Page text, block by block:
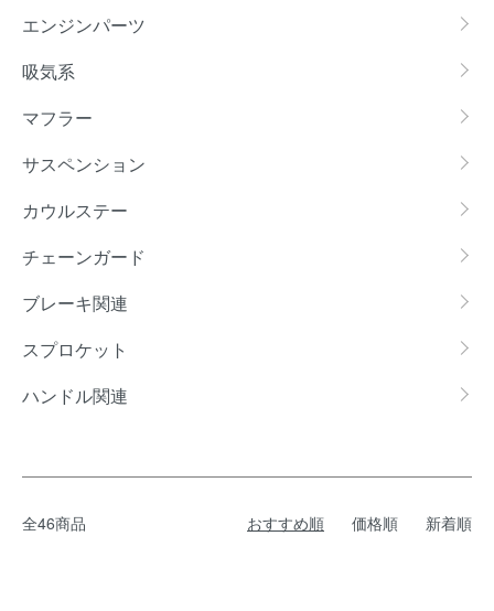
エンジンパーツ
吸気系
マフラー
サスペンション
カウルステー
チェーンガード
ブレーキ関連
スプロケット
ハンドル関連
全46商品 おすすめ順 価格順 新着順